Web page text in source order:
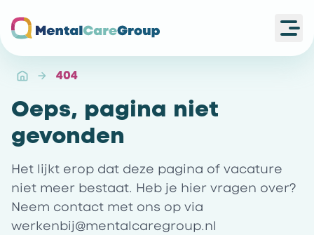
404
Oeps, pagina niet
gevonden
Het lijkt erop dat deze pagina of vacature
niet meer bestaat. Heb je hier vragen over?
Neem contact met ons op via
werkenbij@mentalcaregroup.nl